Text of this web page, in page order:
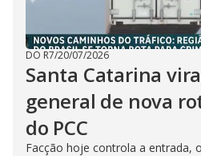
DO R7/20/07/2026
Santa Catarina
general de nova
do PCC
Facção hoje controla a entrada,